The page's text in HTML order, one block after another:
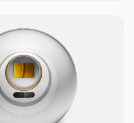
partnership requests from various
parts manufacturing, financial
remarkable average year-over-year
four years (2020–2023), the company
momentum. The global BPO industry
in revenue by 2028 with an
rate of 4.68%, according to data